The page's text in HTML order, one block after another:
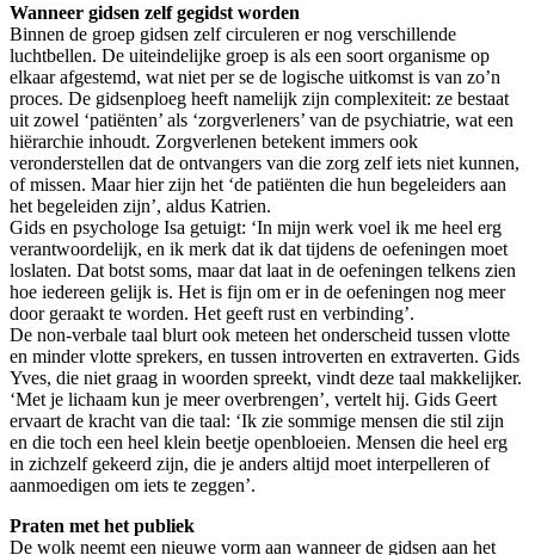
Wanneer gidsen zelf gegidst worden
Binnen de groep gidsen zelf circuleren er nog verschillende
luchtbellen. De uiteindelijke groep is als een soort organisme op
elkaar afgestemd, wat niet per se de logische uitkomst is van zo’n
proces. De gidsenploeg heeft namelijk zijn complexiteit: ze bestaat
uit zowel ‘patiënten’ als ‘zorgverleners’ van de psychiatrie, wat een
hiërarchie inhoudt. Zorgverlenen betekent immers ook
veronderstellen dat de ontvangers van die zorg zelf iets niet kunnen,
of missen. Maar hier zijn het ‘de patiënten die hun begeleiders aan
het begeleiden zijn’, aldus Katrien.
Gids en psychologe Isa getuigt: ‘In mijn werk voel ik me heel erg
verantwoordelijk, en ik merk dat ik dat tijdens de oefeningen moet
loslaten. Dat botst soms, maar dat laat in de oefeningen telkens zien
hoe iedereen gelijk is. Het is fijn om er in de oefeningen nog meer
door geraakt te worden. Het geeft rust en verbinding’.
De non-verbale taal blurt ook meteen het onderscheid tussen vlotte
en minder vlotte sprekers, en tussen introverten en extraverten. Gids
Yves, die niet graag in woorden spreekt, vindt deze taal makkelijker.
‘Met je lichaam kun je meer overbrengen’, vertelt hij. Gids Geert
ervaart de kracht van die taal: ‘Ik zie sommige mensen die stil zijn
en die toch een heel klein beetje openbloeien. Mensen die heel erg
in zichzelf gekeerd zijn, die je anders altijd moet interpelleren of
aanmoedigen om iets te zeggen’.
Praten met het publiek
De wolk neemt een nieuwe vorm aan wanneer de gidsen aan het